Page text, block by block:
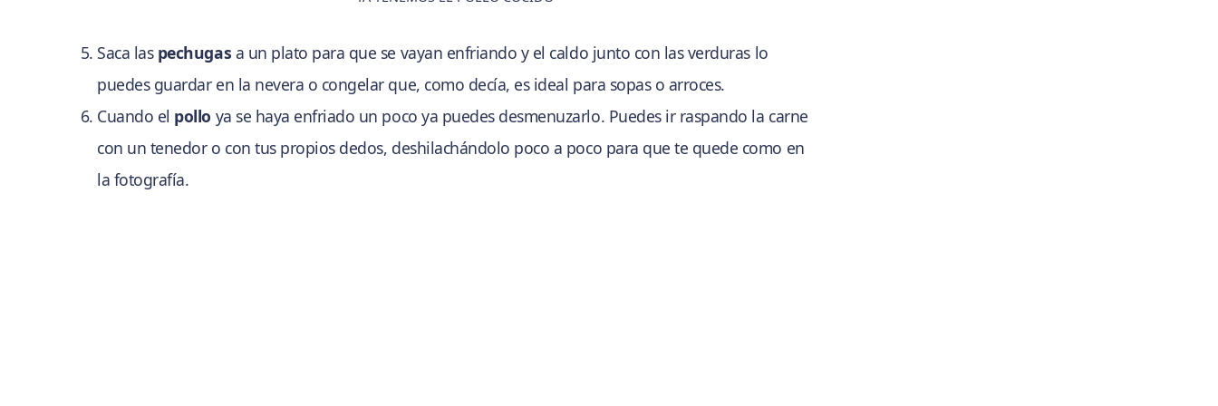
Saca las pechugas a un plato para que se vayan enfriando y el caldo junto con las verduras lo
puedes guardar en la nevera o congelar que, como decía, es ideal para sopas o arroces.
Cuando el pollo ya se haya enfriado un poco ya puedes desmenuzarlo. Puedes ir raspando la carne
con un tenedor o con tus propios dedos, deshilachándolo poco a poco para que te quede como en
la fotografía.